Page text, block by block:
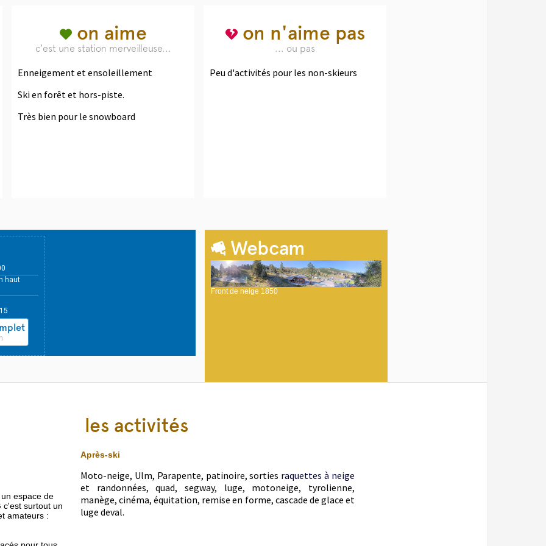
on aime
c'est une station merveilleuse...
Enneigement et ensoleillement
Ski en forêt et hors-piste.
Très bien pour le snowboard
on n'aime pas
... ou pas
Peu d'activités pour les non-skieurs
haut
Webcam
Front de neige 1850
les activités
espace de
c'est surtout un
amateurs :
Après-ski
Moto-neige, Ulm, Parapente, patinoire, sorties raquettes à neige
et randonnées, quad, segway, luge, motoneige, tyrolienne,
manège, cinéma, équitation, remise en forme, cascade de glace et
luge deval.